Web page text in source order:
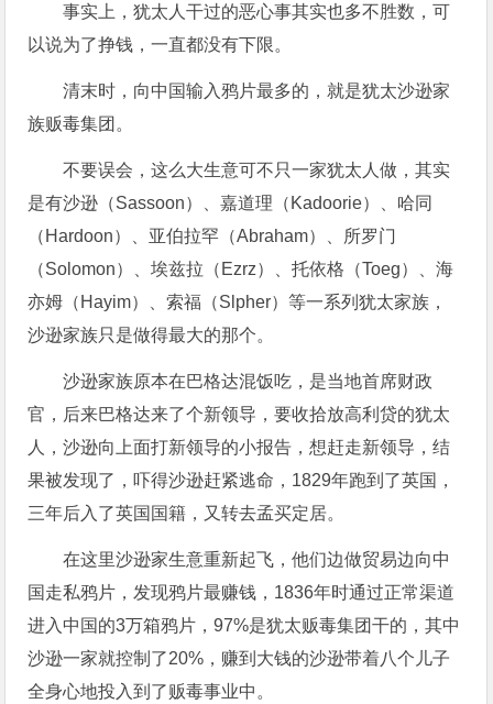
事实上，犹太人干过的恶心事其实也多不胜数，可
以说为了挣钱，一直都没有下限。
清末时，向中国输入鸦片最多的，就是犹太沙逊家
族贩毒集团。
不要误会，这么大生意可不只一家犹太人做，其实
是有沙逊（Sassoon）、嘉道理（Kadoorie）、哈同
（Hardoon）、亚伯拉罕（Abraham）、所罗门
（Solomon）、埃兹拉（Ezrz）、托依格（Toeg）、海
亦姆（Hayim）、索福（Slpher）等一系列犹太家族，
沙逊家族只是做得最大的那个。
沙逊家族原本在巴格达混饭吃，是当地首席财政
官，后来巴格达来了个新领导，要收拾放高利贷的犹太
人，沙逊向上面打新领导的小报告，想赶走新领导，结
果被发现了，吓得沙逊赶紧逃命，1829年跑到了英国，
三年后入了英国国籍，又转去孟买定居。
在这里沙逊家生意重新起飞，他们边做贸易边向中
国走私鸦片，发现鸦片最赚钱，1836年时通过正常渠道
进入中国的3万箱鸦片，97%是犹太贩毒集团干的，其中
沙逊一家就控制了20%，赚到大钱的沙逊带着八个儿子
全身心地投入到了贩毒事业中。